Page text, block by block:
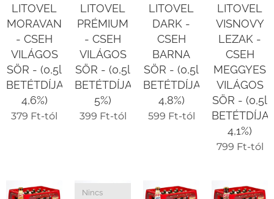
LITOVEL
MORAVAN
- CSEH
VILÁGOS
SÖR - (0,5l
BETÉTDÍJAS
4,6%)
379 Ft-tól
LITOVEL
PRÉMIUM
- CSEH
VILÁGOS
SÖR - (0,5l
BETÉTDÍJAS
5%)
399 Ft-tól
LITOVEL
DARK -
CSEH
BARNA
SÖR - (0,5l
BETÉTDÍJAS
4,8%)
599 Ft-tól
LITOVEL
VISNOVY
LEZAK -
CSEH
MEGGYES
VILÁGOS
SÖR - (0,5l
4,1%)
799 Ft-tól
Nincs